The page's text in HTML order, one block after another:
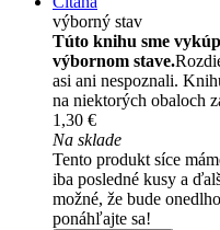
výborný stav
Túto knihu sme
výbornom stave.
asi ani nespoznali.
na niektorých obaloch
1,30 €
Na sklade
Tento produkt síce
iba posledné kusy a
možné, že bude
ponáhľajte sa!